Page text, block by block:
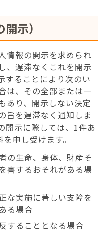
示）
情報の開示を求められ
、遅滞なくこれを開示
することにより次のい
は、その全部または一
あり、開示しない決定
旨を遅滞なく通知しま
開示に際しては、1件あ
申し受けます。
の生命、身体、財産そ
害するおそれがある場
な実施に著しい支障を
る場合
することとなる場合